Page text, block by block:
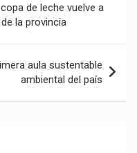
de leche vuelve a
la provincia
aula sustentable
ambiental del país